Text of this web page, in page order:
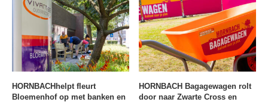
HORNBACHhelpt fleurt
Bloemenhof op met banken en
HORNBACH Bagagewagen rolt
door naar Zwarte Cross en